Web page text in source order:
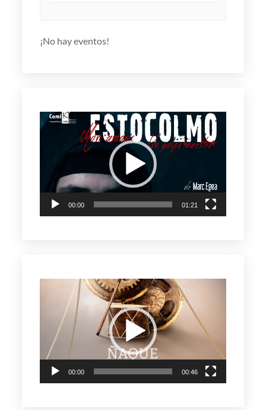
¡No hay eventos!
Reproductor
00:00 01:21
Reproductor
vídeo
00:00 00:46